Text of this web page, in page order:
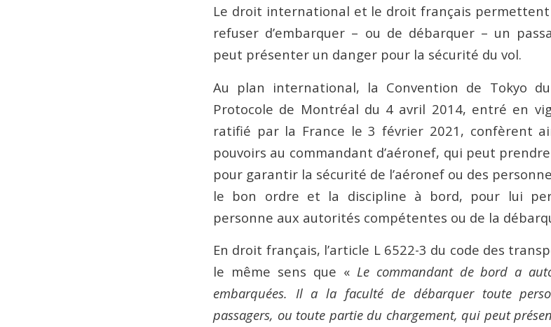
Le droit international et le droit français
refuser d’embarquer – ou de débarquer – un
peut présenter un danger pour la sécurité du vol.
Au plan international, la Convention de Tokyo
Protocole de Montréal du 4 avril 2014, entré en
ratifié par la France le 3 février 2021, confèrent
pouvoirs au commandant d’aéronef, qui peut
pour garantir la sécurité de l’aéronef ou des
le bon ordre et la discipline à bord, pour lui
personne aux autorités compétentes ou de la
En droit français, l’article L 6522-3 du code des
le même sens que « Le commandant de bord a
embarquées. Il a la faculté de débarquer toute
passagers, ou toute partie du chargement, qui peut